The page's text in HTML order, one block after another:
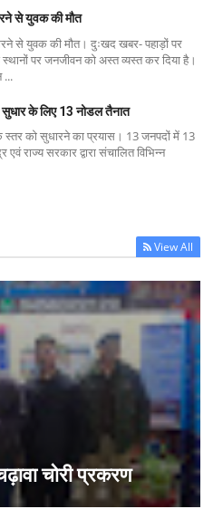
से युवक की मौत
से युवक की मौत। दुःखद खबर- पहाड़ों पर
स्थानों पर जनजीवन को अस्त व्यस्त कर दिया है।
सुधार के लिए 13 नोडल तैनात
स्तर को सुधारने का प्रयास। 13 जनपदों में 13
राज्य सरकार द्वारा संचालित विभिन्न
View All
चोरी प्रकरण